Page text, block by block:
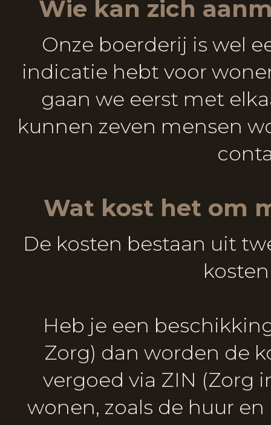
Wie kan zich
Onze boerderij is wel
indicatie hebt voor
gaan we eerst met
kunnen zeven mensen
Wat kost het om
De kosten bestaan uit
Heb je een
Zorg) dan worden de
vergoed via ZIN (Zorg
wonen, zoals de huur